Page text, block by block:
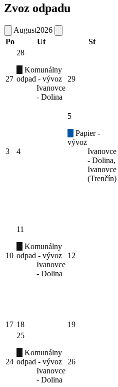
Zvoz odpadu
August2026
Po
Ut St
27
28
Komunálny
odpad - vývoz
Ivanovce
- Dolina
29
3 4
5
Papier -
vývoz
Ivanovce
- Dolina,
Ivanovce
(Trenčín)
10
11
Komunálny
odpad - vývoz
Ivanovce
- Dolina
12
17 18 19
24
25
Komunálny
odpad - vývoz
Ivanovce
- Dolina
26